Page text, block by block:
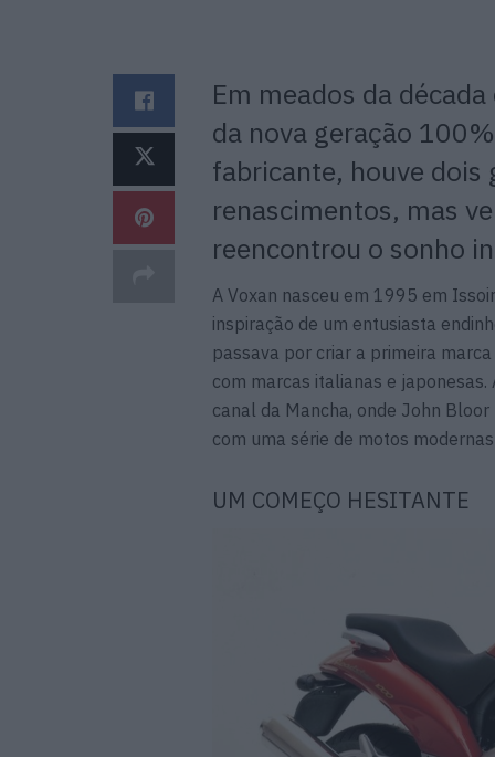
Em meados da
da nova geração
fabricante, houve dois
renascimentos, mas
reencontrou o sonho
A Voxan nasceu em 1995 em
inspiração de um entusiasta
passava por criar a primeira
com marcas italianas e
canal da Mancha, onde John
com uma série de motos
UM COMEÇO HESITANTE